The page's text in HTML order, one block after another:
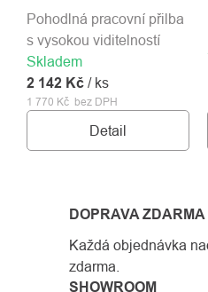
Skladem
1 770 Kč bez DPH
2 142 Kč / ks
Detail
Pohodlná pracovní přilba
s vysokou viditelností
DOPRAVA ZDARMA
Každá objednávka
zdarma.
SHOWROOM